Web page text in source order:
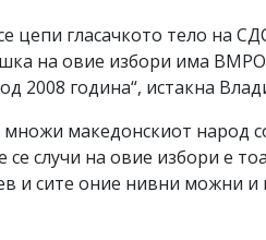
цепи гласачкото тело на
на овие избори има
2008 година“, истакна
македонскиот народ
случи на овие избори е
и сите оние нивни можни